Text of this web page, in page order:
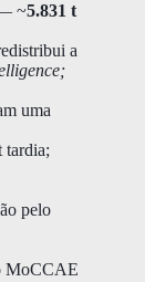
— ~5.831 t
a
uma
tardia;
pelo
MoCCAE